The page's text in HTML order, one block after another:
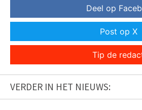
Deel op
Post op X
Tip de
VERDER IN HET NIEUWS: